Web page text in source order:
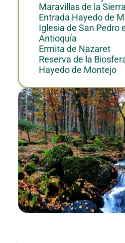
Maravillas de la
Entrada Hayedo de
Iglesia de San Pedro
Antioquía
Ermita de Nazaret
Reserva de la
Hayedo de Montejo